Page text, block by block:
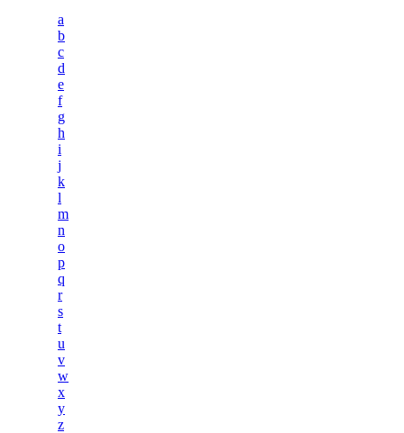
a
b
c
d
e
f
g
h
i
j
k
l
m
n
o
p
q
r
s
t
u
v
w
x
y
z